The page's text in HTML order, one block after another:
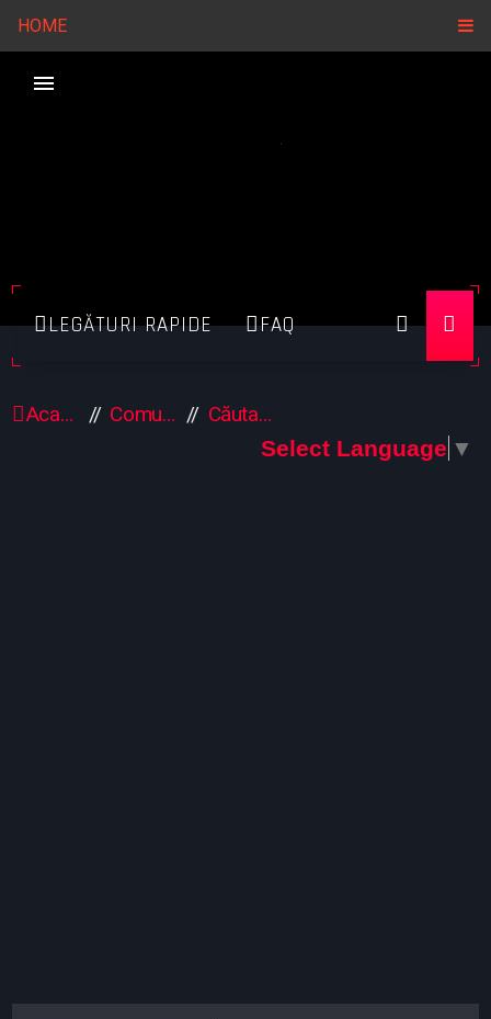
HOME
LEGĂTURI RAPIDE FAQ
Acasă Comunitate
Căutare
Select Language ▼